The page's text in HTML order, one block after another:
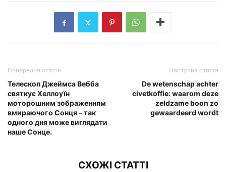
Попередня стаття
Телескоп Джеймса Вебба
святкує Хеллоуїн
моторошним зображенням
вмираючого Сонця – так
одного дня може виглядати
наше Сонце.
Наступна стаття
De wetenschap achter
civetkoffie: waarom deze
zeldzame boon zo
gewaardeerd wordt
СХОЖІ СТАТТІ